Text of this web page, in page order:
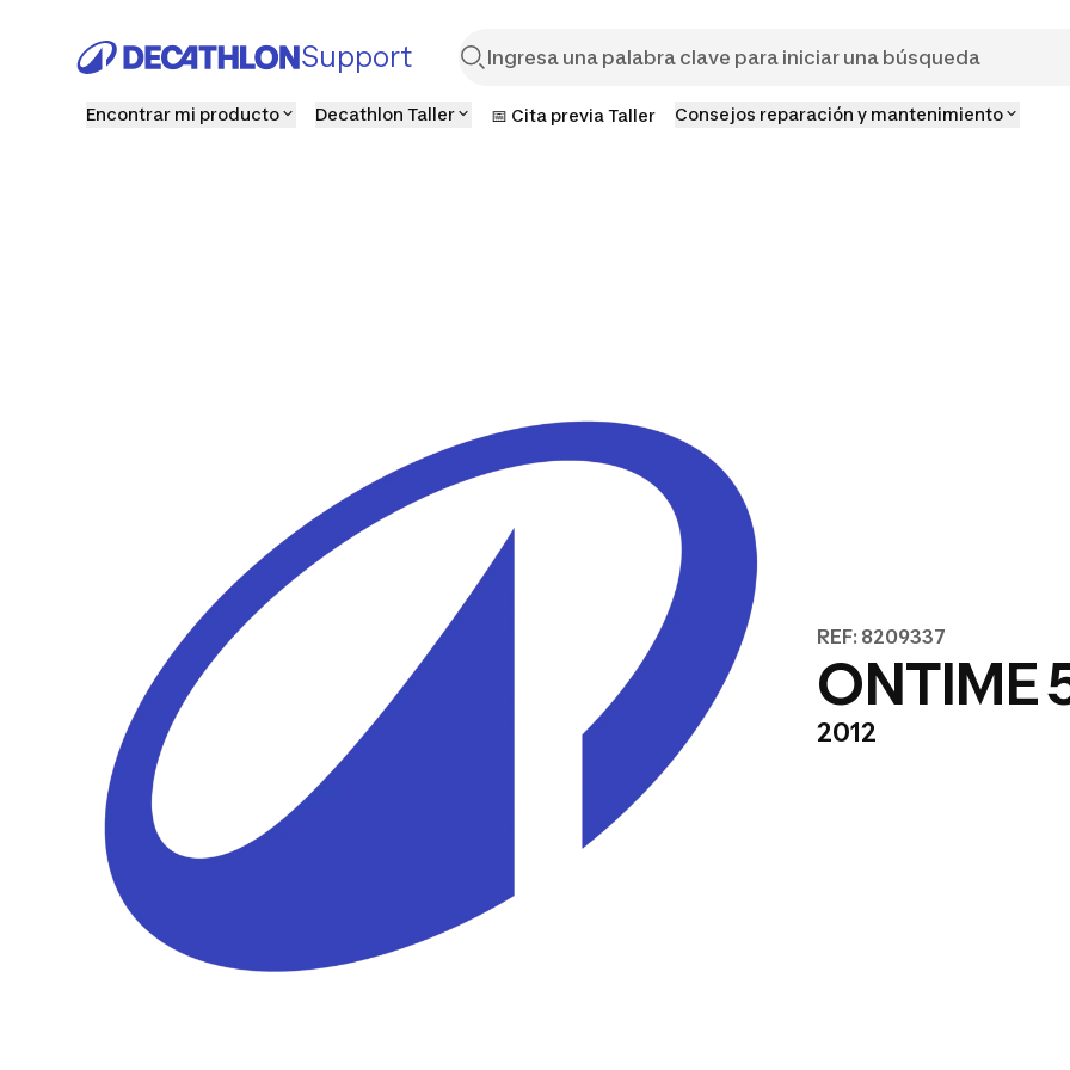
Support
Encontrar mi producto Decathlon Taller 📅 Cita previa Taller Consejos reparación y mantenimiento
REF: 8209337
ONTIME
2012